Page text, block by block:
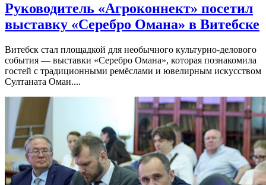
Руководитель «Агроконнект» посетил
выставку «Серебро Омана» в Витебске
Витебск стал площадкой для необычного культурно-делового
события — выставки «Серебро Омана», которая познакомила
гостей с традиционными ремёслами и ювелирным искусством
Султаната Оман....